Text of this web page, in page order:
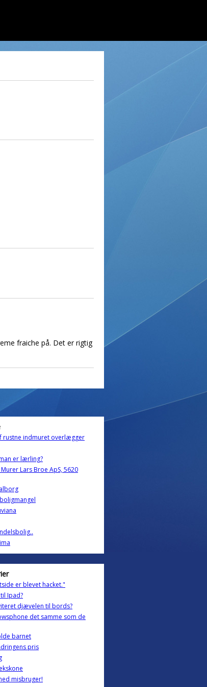
fraiche på. Det er rigtig
rustne indmuret overlægger
er lærling?
Lars Broe ApS, 5620
er blevet hacket."
Ipad?
djævelen til bords?
det samme som de
barnet
pris
misbruger!